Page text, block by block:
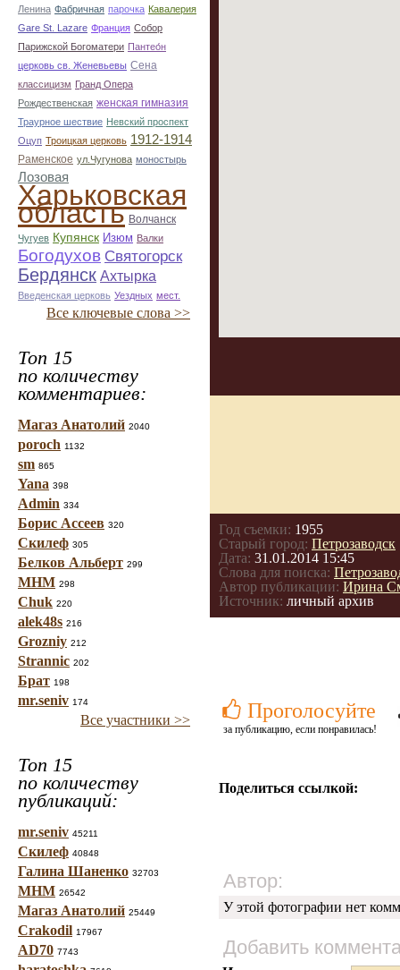
Ленина Фабричная парочка Кавалерия
Gare St. Lazare Франция Собор
Парижской Богоматери Пантео́н
церковь св. Женевьевы Сена
классицизм Гранд Опера
Рождественская женская гимназия
Траурное шествие Невский проспект
Оцуп Троицкая церковь 1912-1914
Раменское ул.Чугунова моностырь
Лозовая
Харьковская
область Волчанск
Чугуев Купянск Изюм Валки
Богодухов Святогорск
Бердянск Ахтырка
Введенская церковь Уездных мест.
Все ключевые слова >>
Топ 15
по количеству
комментариев:
Магаз Анатолий 2040
poroch 1132
sm 865
Yana 398
Admin 334
Борис Ассеев 320
Скилеф 305
Белков Альберт 299
МНМ 298
Chuk 220
alek48s 216
Grozniy 212
Strannic 202
Брат 198
mr.seniv 174
Все участники >>
Топ 15
по количеству
публикаций:
mr.seniv 45211
Скилеф 40848
Галина Шаненко 32703
МНМ 26542
Магаз Анатолий 25449
Crakodil 17967
AD70 7743
Год съемки: 1955
Старый город: Петрозаводск
Дата: 31.01.2014 15:45
Слова для поиска:
Автор публикации: Ирина
Источник: личный архив
Проголосуйте
за публикацию, если понравилась!
Поделиться ссылкой:
Автор:
У этой фотографии нет
Добавить